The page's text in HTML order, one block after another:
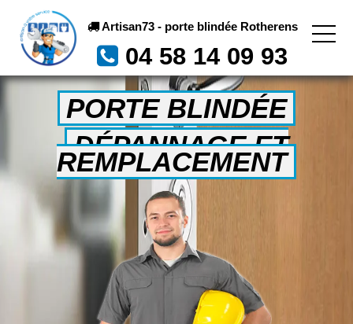
Artisan73 - porte blindée Rotherens
04 58 14 09 93
PORTE BLINDÉE
DÉPANNAGE ET
REMPLACEMENT